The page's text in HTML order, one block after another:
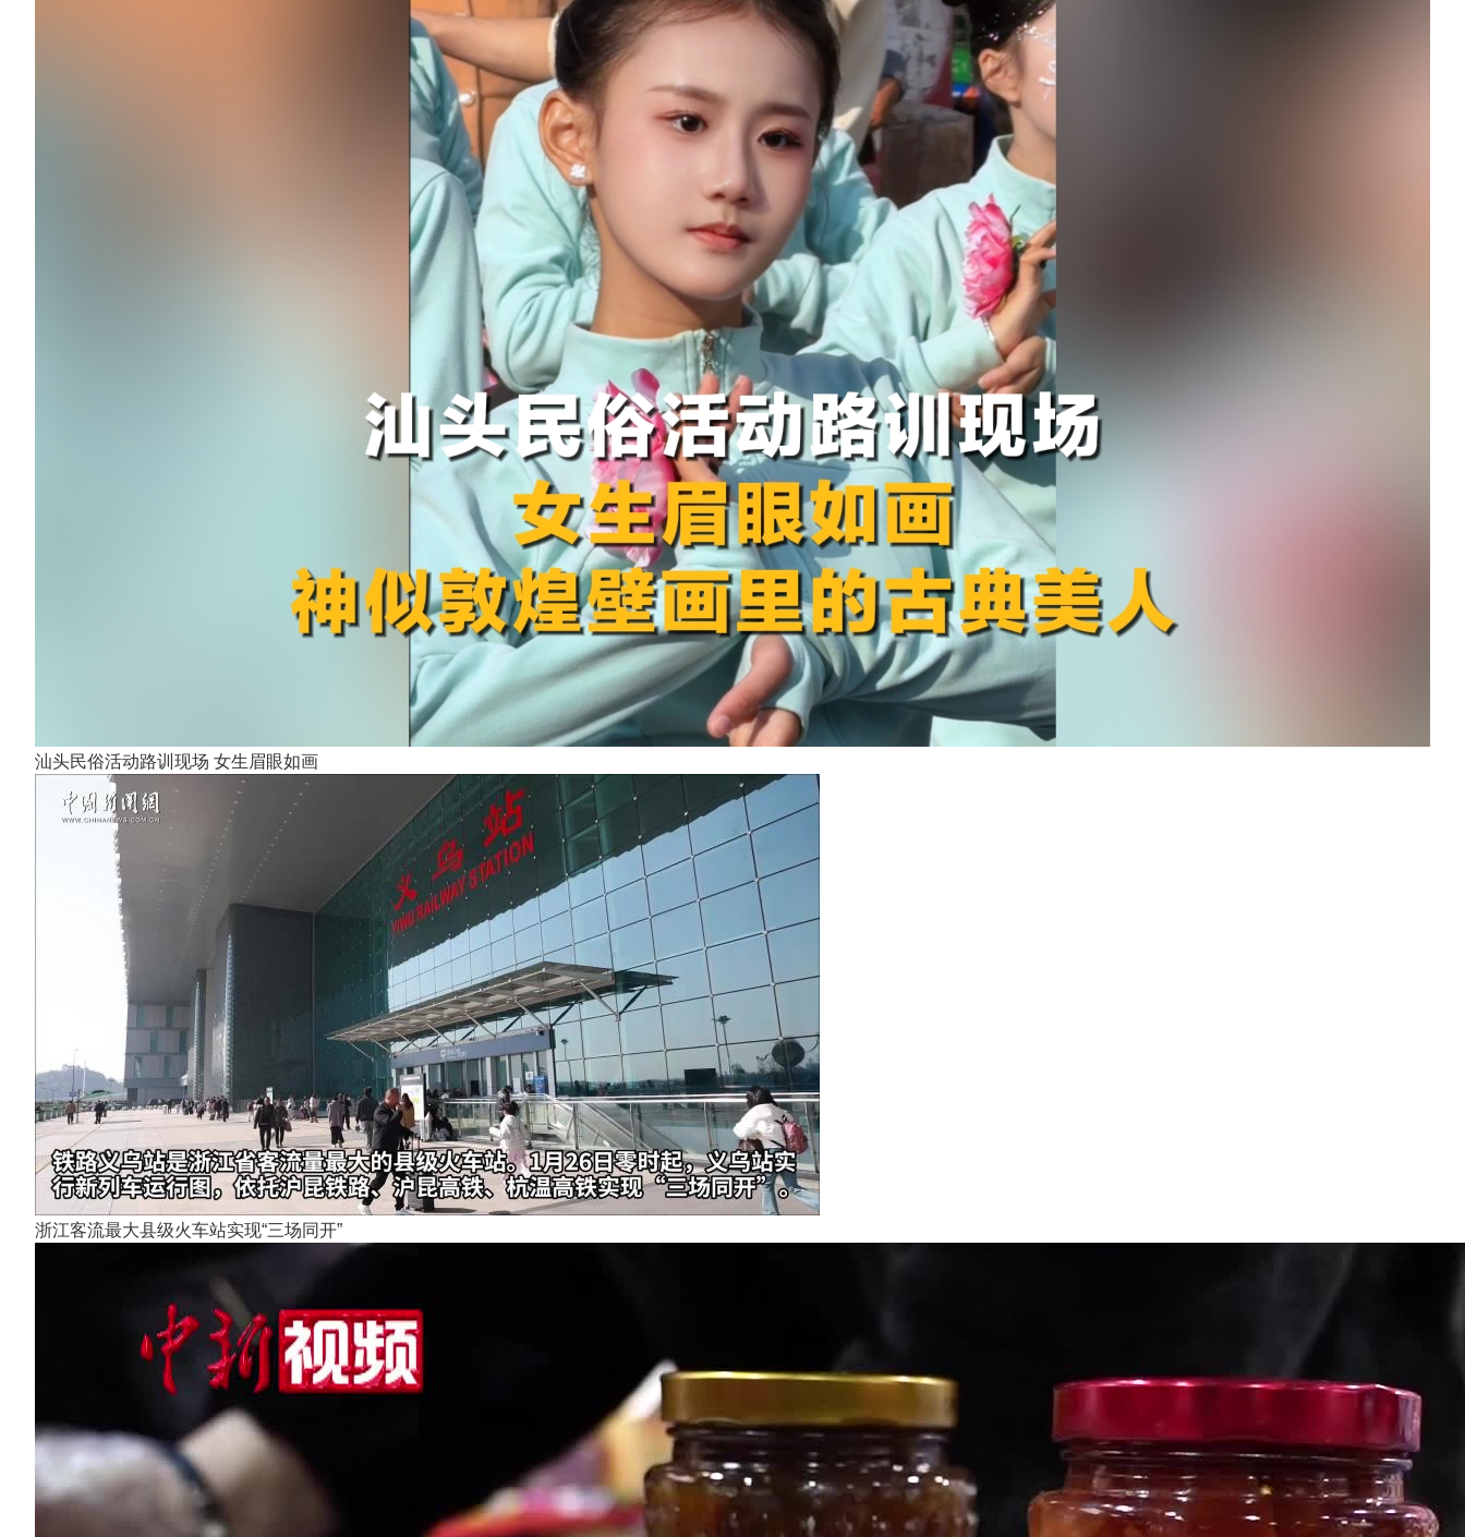
汕头民俗活动路训现场 女生眉眼如画
浙江客流最大县级火车站实现“三场同开”